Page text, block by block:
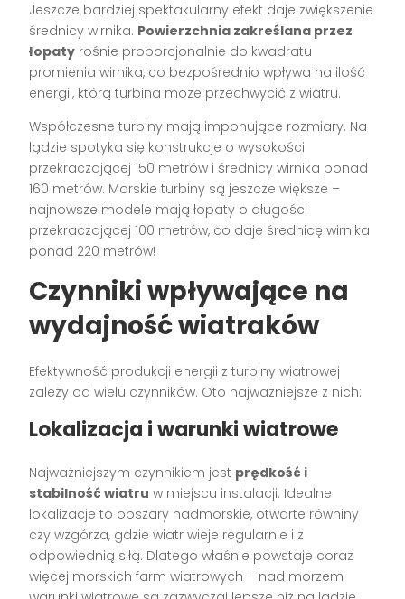
Jeszcze bardziej spektakularny efekt daje zwiększenie
średnicy wirnika. Powierzchnia zakreślana przez
łopaty rośnie proporcjonalnie do kwadratu
promienia wirnika, co bezpośrednio wpływa na ilość
energii, którą turbina może przechwycić z wiatru.
Współczesne turbiny mają imponujące rozmiary. Na
lądzie spotyka się konstrukcje o wysokości
przekraczającej 150 metrów i średnicy wirnika ponad
160 metrów. Morskie turbiny są jeszcze większe –
najnowsze modele mają łopaty o długości
przekraczającej 100 metrów, co daje średnicę wirnika
ponad 220 metrów!
Czynniki wpływające na
wydajność wiatraków
Efektywność produkcji energii z turbiny wiatrowej
zależy od wielu czynników. Oto najważniejsze z nich:
Lokalizacja i warunki wiatrowe
Najważniejszym czynnikiem jest prędkość i
stabilność wiatru w miejscu instalacji. Idealne
lokalizacje to obszary nadmorskie, otwarte równiny
czy wzgórza, gdzie wiatr wieje regularnie i z
odpowiednią siłą. Dlatego właśnie powstaje coraz
więcej morskich farm wiatrowych – nad morzem